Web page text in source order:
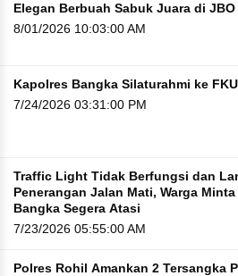
Elegan Berbuah Sabuk Juara di JBO
8/01/2026 10:03:00 AM
Kapolres Bangka Silaturahmi ke
7/24/2026 03:31:00 PM
Traffic Light Tidak Berfungsi dan
Penerangan Jalan Mati, Warga Minta
Bangka Segera Atasi
7/23/2026 05:55:00 AM
Polres Rohil Amankan 2 Tersangka